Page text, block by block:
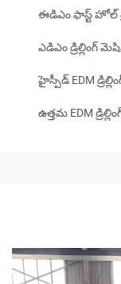
ఈడిఎం ఫాస్ట్ హోల్
ఎడిఎం డ్రిల్లింగ్
హైస్పీడ్ EDM
ఉత్తమ EDM